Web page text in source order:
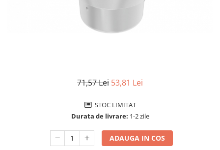
71,57 Lei 53,81 Lei
STOC LIMITAT
Durata de livrare: 1-2 zile
ADAUGA IN COS